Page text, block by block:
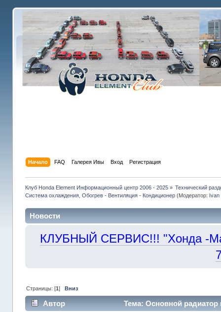
Начало FAQ Галерея Ивы Вход Регистрация
Клуб Honda Element Информационный центр 2006 - 2025» Технический
Система охлаждения, Обогрев - Вентиляция - Кондиционер(Модератор: Ivan
Новости
КЛУБНЫЙ СЕРВИС!!! "Хонда -
Страницы: [1] Вниз
Автор
Тема: Основной радиатор